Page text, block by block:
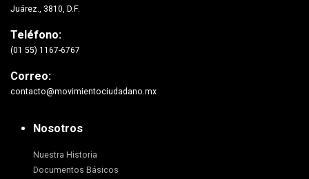
Juárez., 3810, D.F.
Teléfono:
(01 55) 1167-6767
Correo:
contacto@movimientociudadano.mx
Nosotros
Nuestra Historia
Documentos Básicos